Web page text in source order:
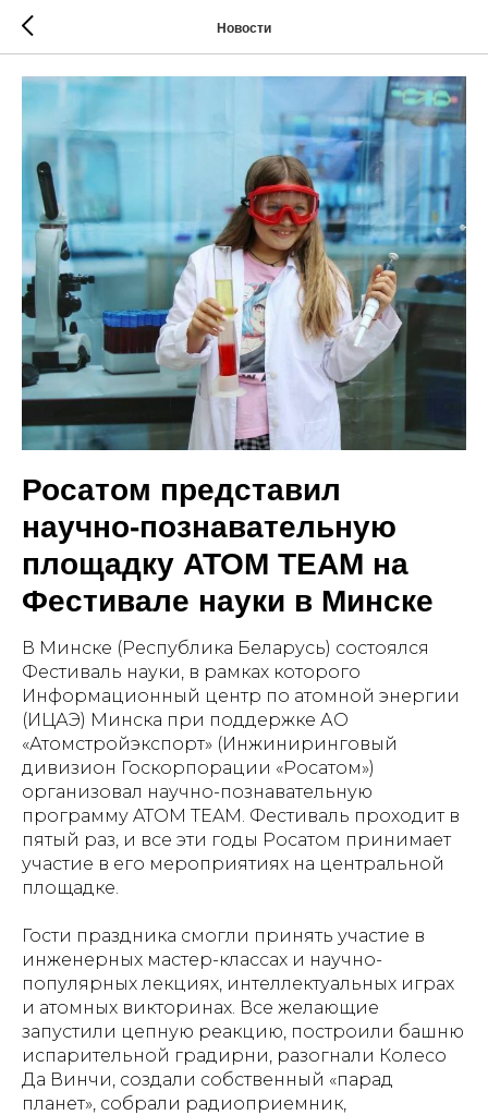
Новости
Росатом представил
научно-познавательную
площадку ATOM TEAM на
Фестивале науки в Минске
В Минске (Республика Беларусь) состоялся
Фестиваль науки, в рамках которого
Информационный центр по атомной энергии
(ИЦАЭ) Минска при поддержке АО
«Атомстройэкспорт» (Инжиниринговый
дивизион Госкорпорации «Росатом»)
организовал научно-познавательную
программу ATOM TEAM. Фестиваль проходит в
пятый раз, и все эти годы Росатом принимает
участие в его мероприятиях на центральной
площадке.
Гости праздника смогли принять участие в
инженерных мастер-классах и научно-
популярных лекциях, интеллектуальных играх
и атомных викторинах. Все желающие
запустили цепную реакцию, построили башню
испарительной градирни, разогнали Колесо
Да Винчи, создали собственный «парад
планет», собрали радиоприемник,